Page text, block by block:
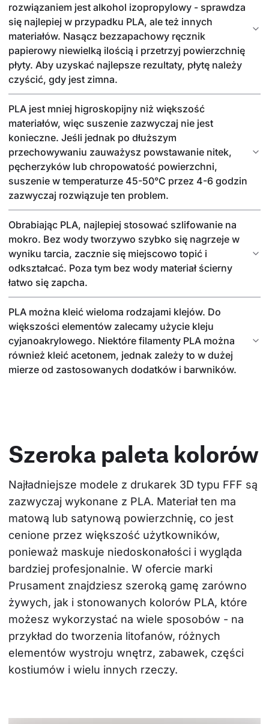
rozwiązaniem jest alkohol izopropylowy - sprawdza
się najlepiej w przypadku PLA, ale też innych
materiałów. Nasącz bezzapachowy ręcznik
papierowy niewielką ilością i przetrzyj powierzchnię
płyty. Aby uzyskać najlepsze rezultaty, płytę należy
czyścić, gdy jest zimna.
PLA jest mniej higroskopijny niż większość
materiałów, więc suszenie zazwyczaj nie jest
konieczne. Jeśli jednak po dłuższym
przechowywaniu zauważysz powstawanie nitek,
pęcherzyków lub chropowatość powierzchni,
suszenie w temperaturze 45-50°C przez 4-6 godzin
zazwyczaj rozwiązuje ten problem.
Obrabiając PLA, najlepiej stosować szlifowanie na
mokro. Bez wody tworzywo szybko się nagrzeje w
wyniku tarcia, zacznie się miejscowo topić i
odkształcać. Poza tym bez wody materiał ścierny
łatwo się zapcha.
PLA można kleić wieloma rodzajami klejów. Do
większości elementów zalecamy użycie kleju
cyjanoakrylowego. Niektóre filamenty PLA można
również kleić acetonem, jednak zależy to w dużej
mierze od zastosowanych dodatków i barwników.
Szeroka paleta kolorów
Najładniejsze modele z drukarek 3D typu FFF są
zazwyczaj wykonane z PLA. Materiał ten ma
matową lub satynową powierzchnię, co jest
cenione przez większość użytkowników,
ponieważ maskuje niedoskonałości i wygląda
bardziej profesjonalnie. W ofercie marki
Prusament znajdziesz szeroką gamę zarówno
żywych, jak i stonowanych kolorów PLA, które
możesz wykorzystać na wiele sposobów - na
przykład do tworzenia litofanów, różnych
elementów wystroju wnętrz, zabawek, części
kostiumów i wielu innych rzeczy.